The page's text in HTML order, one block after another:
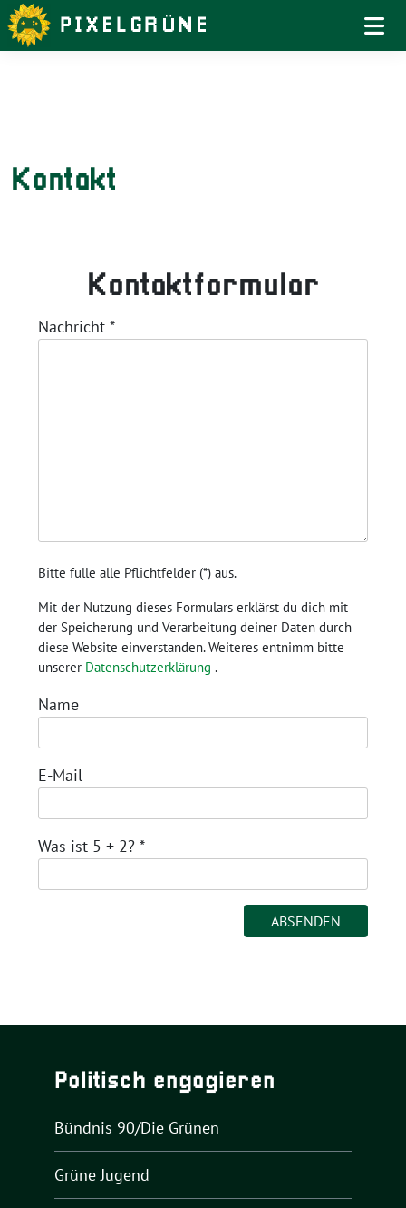
Weiter
zum
Kontakt
Kontaktformular
Nachricht *
Bitte fülle alle Pflichtfelder (*) aus.
Mit der Nutzung dieses Formulars erklärst du dich mit
der Speicherung und Verarbeitung deiner Daten durch
diese Website einverstanden. Weiteres entnimm bitte
unserer Datenschutzerklärung .
Name
E-Mail
Was ist 5 + 2? *
Politisch engagieren
Bündnis 90/Die Grünen
Grüne Jugend